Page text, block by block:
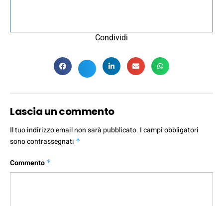
Condividi
Lascia un commento
Il tuo indirizzo email non sarà pubblicato. I campi obbligatori
sono contrassegnati *
Commento *